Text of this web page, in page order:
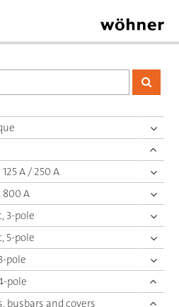
A / 250 A
800 A
3-pole
5-pole
pole
pole
busbars and covers